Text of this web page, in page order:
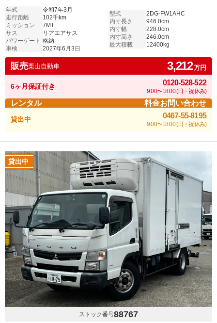
年式
令和7年3月
走行距離
102千km
ミッション
7MT
サス
リアエアサス
パワーゲート 格納
車検
2027年6月3日
型式
2DG-FW1AHC
内寸長さ
946.0cm
内寸幅
228.0cm
内寸高さ
246.0cm
最大積載
12400kg
販売栗山自動車 3,212万円
6ヶ月保証付き 0120-528-522
9:00〜18:00 (日・祝休み)
レンタル 料金お問い合わせ
貸出中 0467-55-8195
9:00〜18:00 (日・祝休み)
貸出中
ストック番号88767